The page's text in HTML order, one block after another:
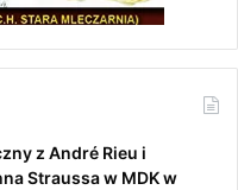
z André Rieu i
Straussa w MDK w